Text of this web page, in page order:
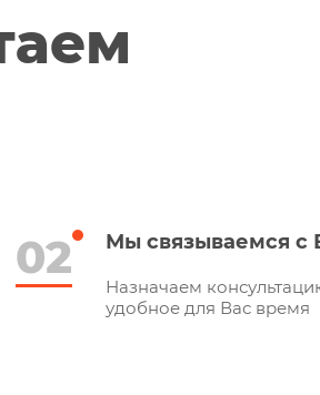
02 Мы связываемся с
Назначаем
удобное для Вас время